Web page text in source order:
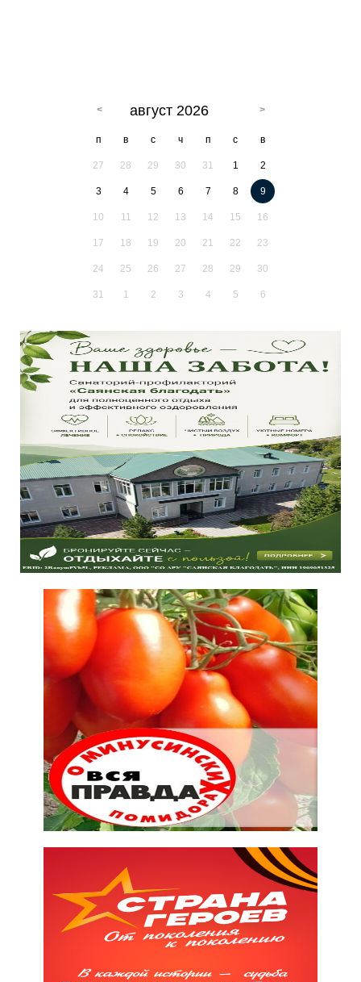
август 2026
п в с ч п с в
27 28 29 30 31 1 2
3 4 5 6 7 8 9
10 11 12 13 14 15 16
17 18 19 20 21 22 23
24 25 26 27 28 29 30
31 1 2 3 4 5 6